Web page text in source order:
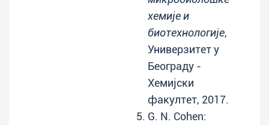
хемије и
биотехнологије,
Универзитет у
Београду -
Хемијски
факултет, 2017.
G. N. Cohen: